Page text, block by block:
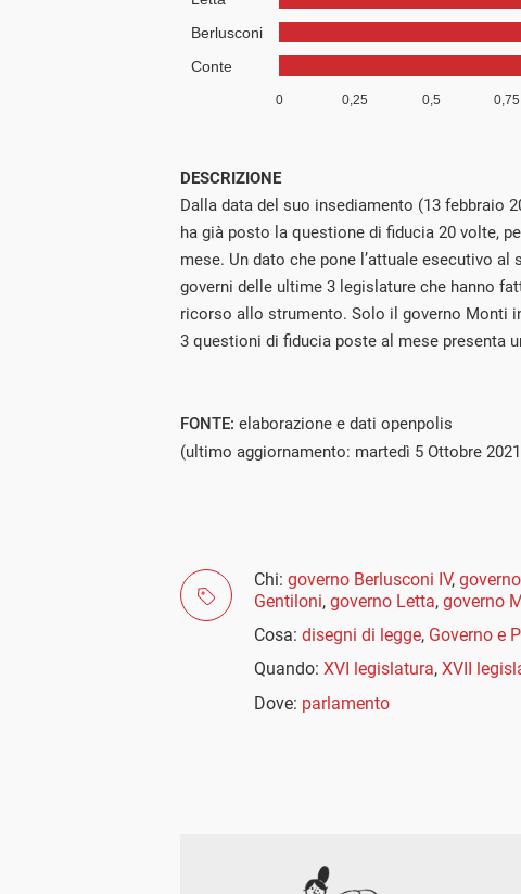
DESCRIZIONE
Dalla data del suo insediamento (13 febbraio
ha già posto la questione di fiducia 20 volte,
mese. Un dato che pone l’attuale esecutivo al
governi delle ultime 3 legislature che hanno
ricorso allo strumento. Solo il governo Monti
3 questioni di fiducia poste al mese presenta
FONTE: elaborazione e dati openpolis
(ultimo aggiornamento: martedì 5 Ottobre
Chi: governo Berlusconi IV,
Gentiloni, governo Letta, governo
Cosa: disegni di legge, Governo e
Quando: XVI legislatura, XVII
Dove: parlamento